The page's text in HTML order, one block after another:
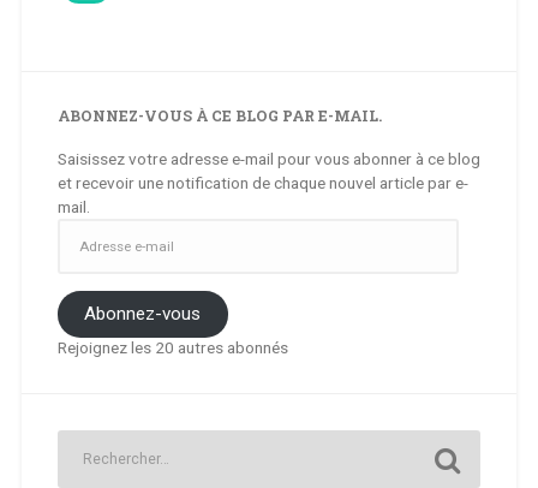
ABONNEZ-VOUS À CE BLOG PAR E-MAIL.
Saisissez votre adresse e-mail pour vous abonner à ce blog
et recevoir une notification de chaque nouvel article par e-
mail.
mail
Abonnez-vous
Rejoignez les 20 autres abonnés